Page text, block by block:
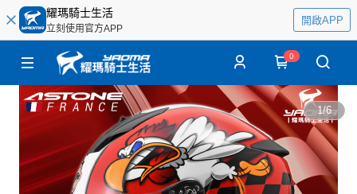
耀瑪騎士生活
立刻使用官方APP
開啟APP
0
1/6